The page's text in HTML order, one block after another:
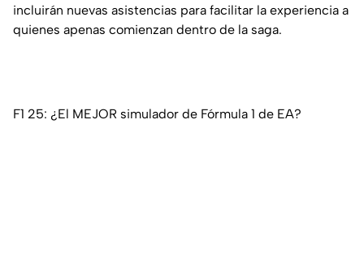
incluirán nuevas asistencias para facilitar la experiencia a
quienes apenas comienzan dentro de la saga.
F1 25: ¿El MEJOR simulador de Fórmula 1 de EA?